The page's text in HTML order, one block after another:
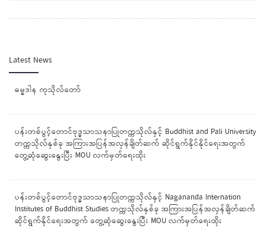
Latest News
ဓမ္ဓဒါန ကုသိုလ်တော်
ပန်းတစ်ပွင့်တောင်ဗုဒ္ဓသာသနာပြုတက္ကသိုလ်နှင့် Buddhist and Pali University
တက္ကသိုလ်နှစ်ခု အကြားအပြန်အလှန်ချိတ်ဆက် ဆိုင်ရွက်နိုင်နိုင်ရေးအတွက်
တွေ့ဆုံဆွေးနွေးပြီး MOU လက်မှတ်ရေးထိုး
ပန်းတစ်ပွင့်တောင်ဗုဒ္ဓသာသနာပြုတက္ကသိုလ်နှင့် Nagananda Internation
Institutes of Buddhist Studies တက္ကသိုလ်နှစ်ခု အကြားအပြန်အလှန်ချိတ်ဆက်
ဆိုင်ရွက်နိုင်ရေးအတွက် တွေ့ဆုံဆွေးနွေးပြီး MOU လက်မှတ်ရေးထိုး